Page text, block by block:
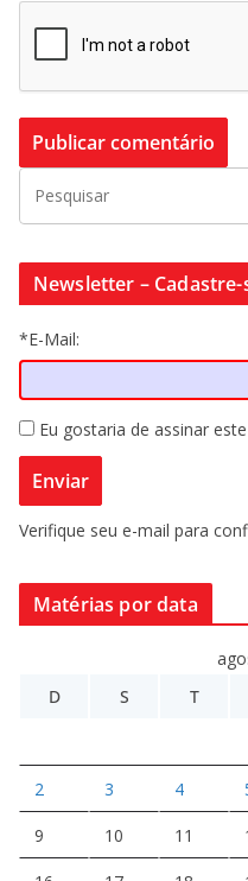
Newsletter – Cadastre-
*E-Mail:
Eu gostaria de assinar
Verifique seu e-mail para
Matérias por data
D
S T
2 3 4
9 10 11